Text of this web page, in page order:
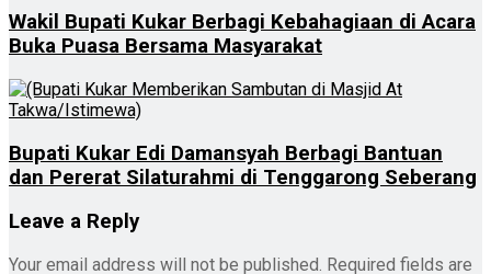
Wakil Bupati Kukar Berbagi Kebahagiaan di Acara
Buka Puasa Bersama Masyarakat
Bupati Kukar Edi Damansyah Berbagi Bantuan
dan Pererat Silaturahmi di Tenggarong Seberang
Leave a Reply
Your email address will not be published. Required fields are